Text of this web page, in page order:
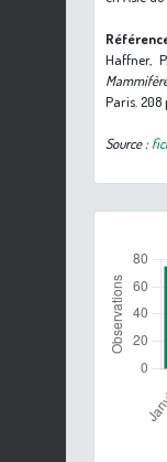
Haffner,
Paris. 208
Source :